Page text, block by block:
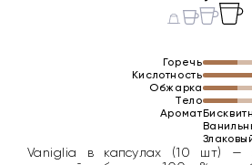
Горечь
Кислотность
Обжарка
Тело
Аромат
Vaniglia в капсулах (10 шт) —